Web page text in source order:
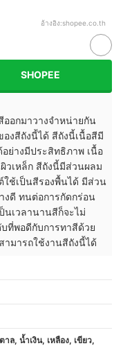
อ้างอิง:shopee.co.th
SHOPEE
ออกมาวางจำหน่ายกัน
งสีถังนี้ได้ สีถังนี้เนื้อสีมี
ย่างมีประสิทธิภาพ เนื้อ
วเหล็ก สีถังนี้มีส่วนผลม
ใช้เป็นสีรองพื้นได้ มีส่วน
งดี ทนต่อการกัดกร่อน
นเวลานานสีก็จะไม่
ที่พอดีกับการทาสีด้วย
ามารถใช้งานสีถังนี้ได้
ล, น้ำเงิน, เหลือง, เขียว,